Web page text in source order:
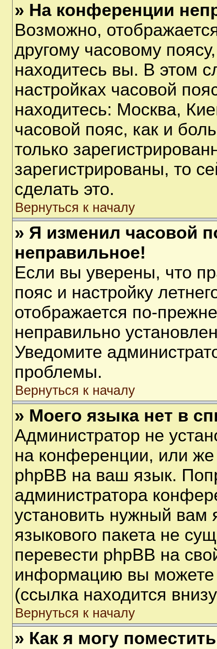
» На конференции
Возможно,
другому часовому
находитесь вы. В этом
настройках часовой
находитесь: Москва,
часовой пояс, как и
только
зарегистрированы, то
сделать это.
Вернуться к началу
» Я изменил часовой
неправильное!
Если вы уверены, что
пояс и настройку
отображается по-
неправильно
Уведомите
проблемы.
Вернуться к началу
» Моего языка нет в
Администратор не
на конференции, или же
phpBB на ваш язык.
администратора
установить нужный вам
языкового пакета не
перевести phpBB на
информацию вы можете
(ссылка находится
Вернуться к началу
» Как я могу